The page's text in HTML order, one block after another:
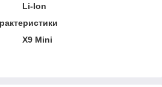
Li-Ion
X9 Mini